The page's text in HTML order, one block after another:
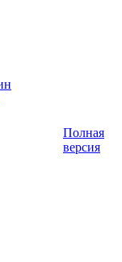
Полная
версия